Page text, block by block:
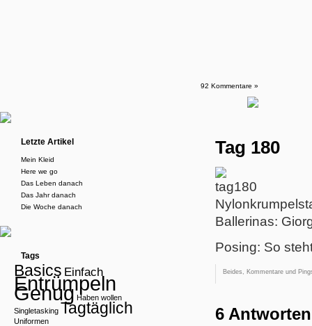
92 Kommentare »
Tag 180
Ballerinas:
Posing: So
Beides, Kommentare und
6
Letzte Artikel
Mein Kleid
Here we go
Das Leben danach
Das Jahr danach
Die Woche danach
Tags
Basics Einfach
Entrümpeln
Genug Haben wollen
Singletasking Tagtäglich
Uniformen